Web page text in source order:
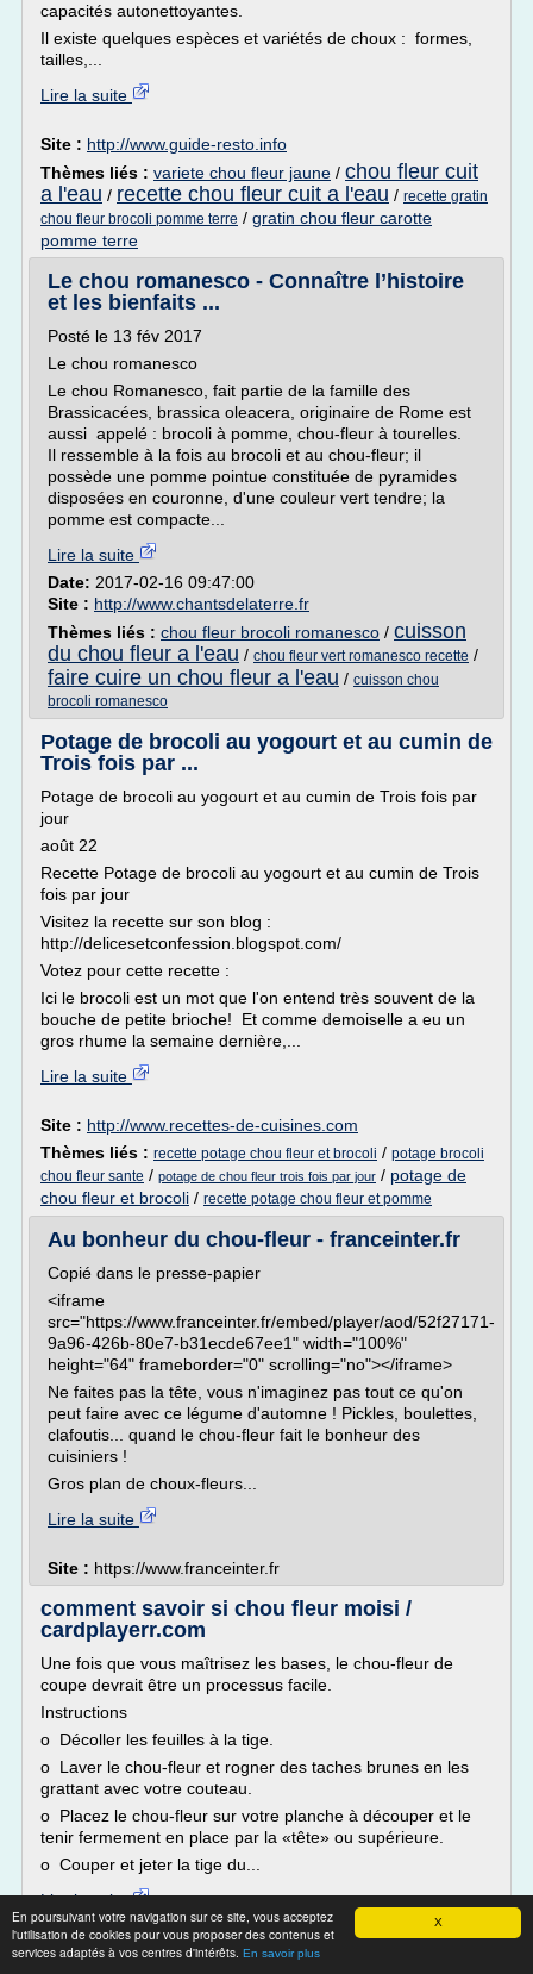
X
En poursuivant votre navigation sur ce site, vous acceptez
l'utilisation de cookies pour vous proposer des contenus et
services adaptés à vos centres d'intérêts. En savoir plus
capacités autonettoyantes.
Il existe quelques espèces et variétés de choux : formes,
tailles,...
Lire la suite
Site : http://www.guide-resto.info
Thèmes liés : variete chou fleur jaune / chou fleur cuit
a l'eau / recette chou fleur cuit a l'eau / recette gratin
chou fleur brocoli pomme terre / gratin chou fleur carotte
pomme terre
Le chou romanesco - Connaître l’histoire
et les bienfaits ...
Posté le 13 fév 2017
Le chou romanesco
Le chou Romanesco, fait partie de la famille des
Brassicacées, brassica oleacera, originaire de Rome est
aussi appelé : brocoli à pomme, chou-fleur à tourelles.
Il ressemble à la fois au brocoli et au chou-fleur; il
possède une pomme pointue constituée de pyramides
disposées en couronne, d'une couleur vert tendre; la
pomme est compacte...
Lire la suite
Date: 2017-02-16 09:47:00
Site : http://www.chantsdelaterre.fr
Thèmes liés : chou fleur brocoli romanesco / cuisson
du chou fleur a l'eau / chou fleur vert romanesco recette /
faire cuire un chou fleur a l'eau / cuisson chou
brocoli romanesco
Potage de brocoli au yogourt et au cumin de
Trois fois par ...
Potage de brocoli au yogourt et au cumin de Trois fois par
jour
août 22
Recette Potage de brocoli au yogourt et au cumin de Trois
fois par jour
Visitez la recette sur son blog :
http://delicesetconfession.blogspot.com/
Votez pour cette recette :
Ici le brocoli est un mot que l'on entend très souvent de la
bouche de petite brioche! Et comme demoiselle a eu un
gros rhume la semaine dernière,...
Lire la suite
Site : http://www.recettes-de-cuisines.com
Thèmes liés : recette potage chou fleur et brocoli / potage brocoli
chou fleur sante / potage de chou fleur trois fois par jour / potage de
chou fleur et brocoli / recette potage chou fleur et pomme
Au bonheur du chou-fleur - franceinter.fr
Copié dans le presse-papier
<iframe
src="https://www.franceinter.fr/embed/player/aod/52f27171-
9a96-426b-80e7-b31ecde67ee1" width="100%"
height="64" frameborder="0" scrolling="no"></iframe>
Ne faites pas la tête, vous n'imaginez pas tout ce qu'on
peut faire avec ce légume d'automne ! Pickles, boulettes,
clafoutis... quand le chou-fleur fait le bonheur des
cuisiniers !
Gros plan de choux-fleurs...
Lire la suite
Site : https://www.franceinter.fr
comment savoir si chou fleur moisi /
cardplayerr.com
Une fois que vous maîtrisez les bases, le chou-fleur de
coupe devrait être un processus facile.
Instructions
o Décoller les feuilles à la tige.
o Laver le chou-fleur et rogner des taches brunes en les
grattant avec votre couteau.
o Placez le chou-fleur sur votre planche à découper et le
tenir fermement en place par la «tête» ou supérieure.
o Couper et jeter la tige du...
Lire la suite
Site :http://www.cardplayerr.com